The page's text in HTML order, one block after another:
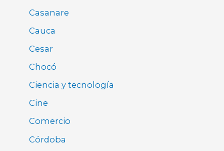
Casanare
Cauca
Cesar
Chocó
Ciencia y tecnología
Cine
Comercio
Córdoba